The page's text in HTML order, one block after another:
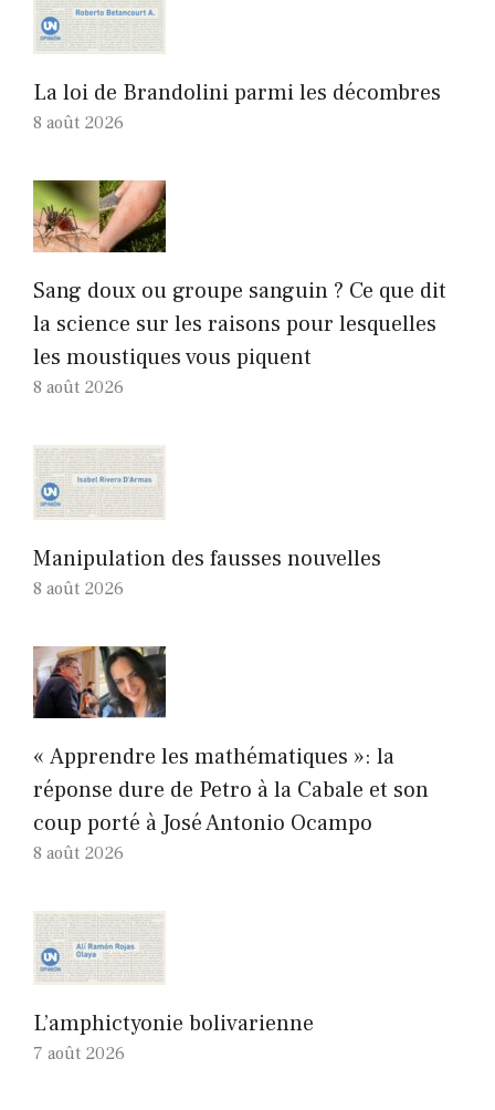
La loi de Brandolini parmi les décombres
8 août 2026
Sang doux ou groupe sanguin ? Ce que dit
la science sur les raisons pour lesquelles
les moustiques vous piquent
8 août 2026
Manipulation des fausses nouvelles
8 août 2026
« Apprendre les mathématiques »: la
réponse dure de Petro à la Cabale et son
coup porté à José Antonio Ocampo
8 août 2026
L’amphictyonie bolivarienne
7 août 2026